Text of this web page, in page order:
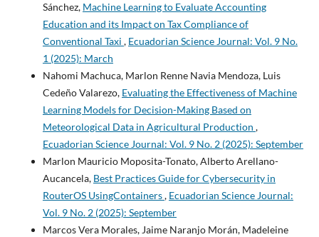
Sánchez, Machine Learning to Evaluate Accounting
Education and its Impact on Tax Compliance of
Conventional Taxi , Ecuadorian Science Journal: Vol. 9 No.
1 (2025): March
Nahomi Machuca, Marlon Renne Navia Mendoza, Luis
Cedeño Valarezo, Evaluating the Effectiveness of Machine
Learning Models for Decision-Making Based on
Meteorological Data in Agricultural Production ,
Ecuadorian Science Journal: Vol. 9 No. 2 (2025): September
Marlon Mauricio Moposita-Tonato, Alberto Arellano-
Aucancela, Best Practices Guide for Cybersecurity in
RouterOS UsingContainers, Ecuadorian Science Journal:
Vol. 9 No. 2 (2025): September
Marcos Vera Morales, Jaime Naranjo Morán, Madeleine